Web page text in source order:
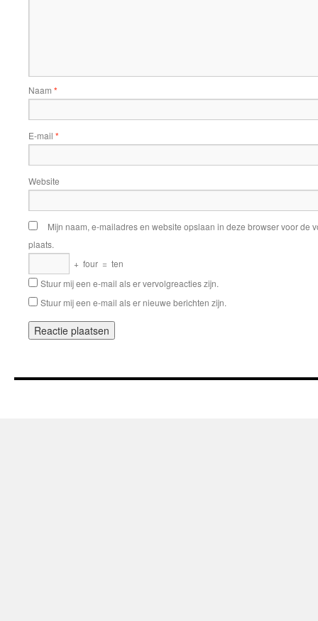
Naam *
E-mail *
Website
Mijn naam, e-mailadres en website opslaan in deze browser voor de
plaats.
+ four = ten
Stuur mij een e-mail als er vervolgreacties zijn.
Stuur mij een e-mail als er nieuwe berichten zijn.